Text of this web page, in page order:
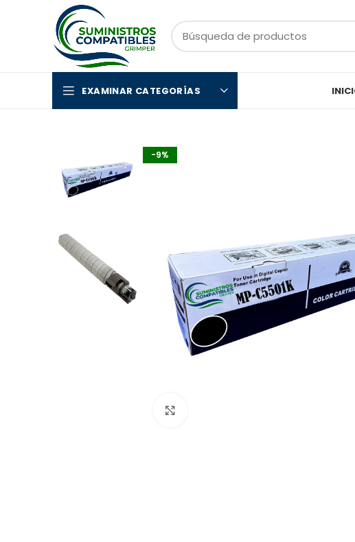
EXAMINAR CATEGORÍAS
-9%